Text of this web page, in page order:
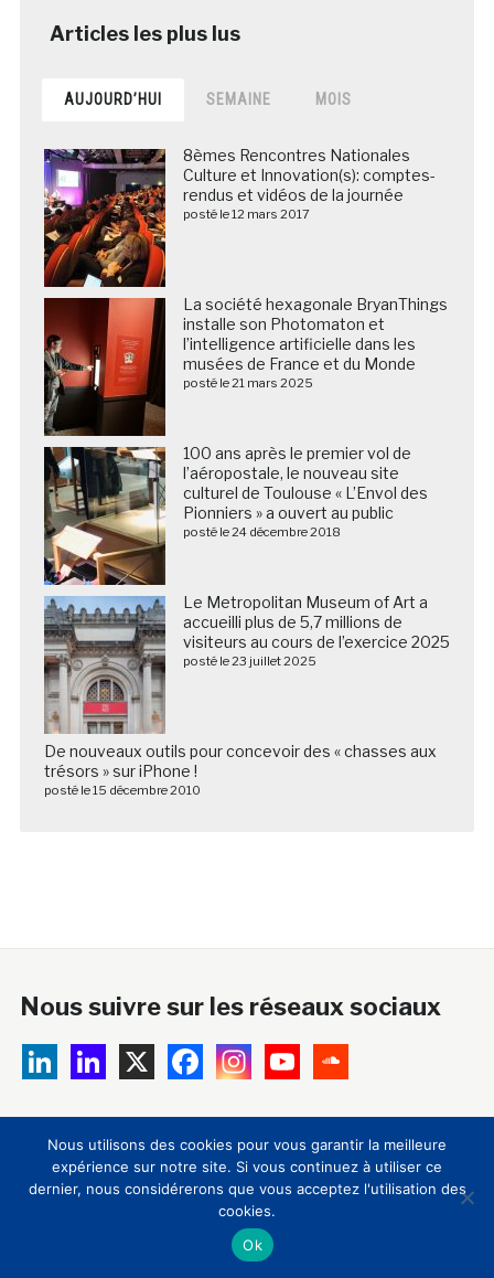
AUJOURD’HUI SEMAINE MOIS
8èmes Rencontres Nationales
Culture et Innovation(s): comptes-
rendus et vidéos de la journée
posté le 12 mars 2017
La société hexagonale BryanThings
installe son Photomaton et
l’intelligence artificielle dans les
musées de France et du Monde
posté le 21 mars 2025
100 ans après le premier vol de
l’aéropostale, le nouveau site
culturel de Toulouse « L’Envol des
Pionniers » a ouvert au public
posté le 24 décembre 2018
Le Metropolitan Museum of Art a
accueilli plus de 5,7 millions de
visiteurs au cours de l’exercice 2025
posté le 23 juillet 2025
De nouveaux outils pour concevoir des « chasses aux
trésors » sur iPhone !
posté le 15 décembre 2010
Nous suivre sur les réseaux sociaux
A propos
18 ans après sa création, le Club Innovation & Culture
CLIC est devenu la principale plateforme
francophone de veille, d’information, de formation et
Nous utilisons des cookies pour vous garantir la meilleure
expérience sur notre site. Si vous continuez à utiliser ce
dernier, nous considérerons que vous acceptez l'utilisation des
cookies.
Ok